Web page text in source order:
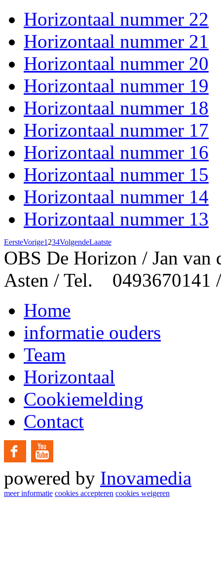
Horizontaal nummer 22
Horizontaal nummer 21
Horizontaal nummer 20
Horizontaal nummer 19
Horizontaal nummer 18
Horizontaal nummer 17
Horizontaal nummer 16
Horizontaal nummer 15
Horizontaal nummer 14
Horizontaal nummer 13
EersteVorige1 234VolgendeLaatste
OBS De Horizon / Jan van
Asten / Tel. 0493670141
Home
informatie ouders
Team
Horizontaal
Cookiemelding
Contact
powered by Inovamedia
meer informatie cookies accepteren cookies weigeren